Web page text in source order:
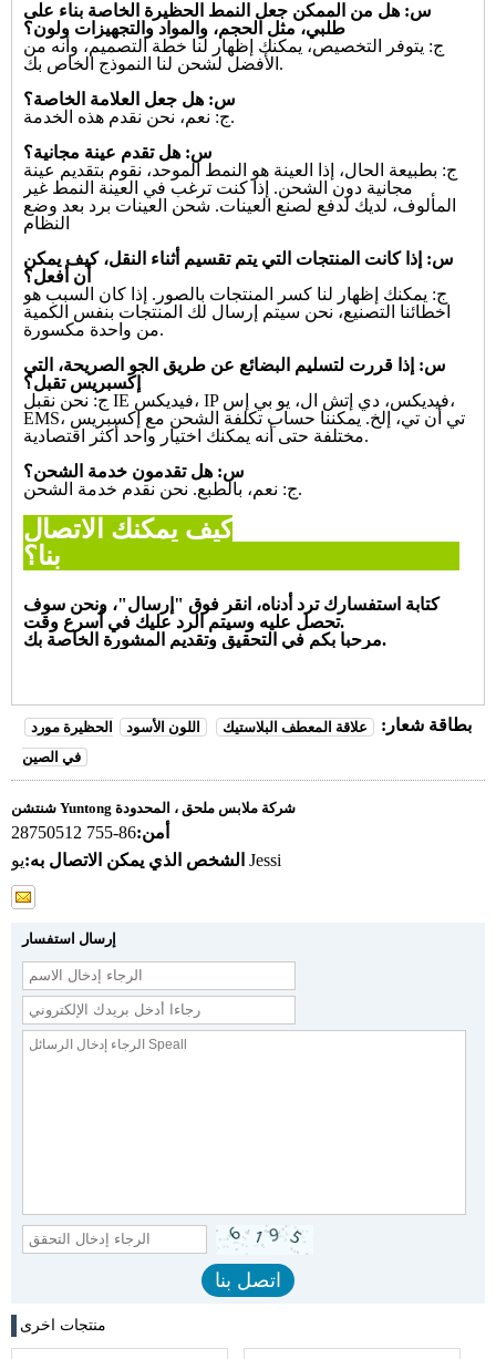
س: هل من الممكن جعل النمط الحظيرة الخاصة بناء على
طلبي، مثل الحجم، والمواد والتجهيزات ولون؟
ج: يتوفر التخصيص، يمكنك إظهار لنا خطة التصميم، وأنه من
الأفضل لشحن لنا النموذج الخاص بك.
س: هل جعل العلامة الخاصة؟
ج: نعم، نحن نقدم هذه الخدمة.
س: هل تقدم عينة مجانية؟
ج: بطبيعة الحال، إذا العينة هو النمط الموحد، نقوم بتقديم عينة
مجانية دون الشحن. إذا كنت ترغب في العينة النمط غير
المألوف، لديك لدفع لصنع العينات. شحن العينات برد بعد وضع
النظام
س: إذا كانت المنتجات التي يتم تقسيم أثناء النقل، كيف يمكن
أن أفعل؟
ج: يمكنك إظهار لنا كسر المنتجات بالصور. إذا كان السبب هو
اخطائنا التصنيع، نحن سيتم إرسال لك المنتجات بنفس الكمية
من واحدة مكسورة.
س: إذا قررت لتسليم البضائع عن طريق الجو الصريحة، التي
إكسبريس تقبل؟
ج: نحن نقبل IE فيديكس، IP فيديكس، دي إتش ال، يو بي إس،
EMS، تي أن تي، إلخ. يمكننا حساب تكلفة الشحن مع إكسبريس
مختلفة حتىأنه يمكنك اختيار واحد أكثر اقتصادية.
س: هل تقدمون خدمة الشحن؟
ج: نعم، بالطبع. نحن نقدم خدمة الشحن.
كيف يمكنك الاتصال
كتابة استفسارك ترد أدناه، انقر فوق " إرسال"، ونحن سوف
تحصل عليه وسيتم الرد عليك في أسرع وقت.
مرحبا بكم في التحقيق وتقديم المشورة الخاصة بك.
بطاقة شعار: علاقة المعطف البلاستيك اللون الأسود
الحظيرة مورد
في الصين
شنتشن Yuntong شركة ملابس ملحق ، المحدودة
أمن:86-755 28750512
الشخص الذي يمكن الاتصال به: يو Jessi
إرسال استفسار
منتجات اخرى